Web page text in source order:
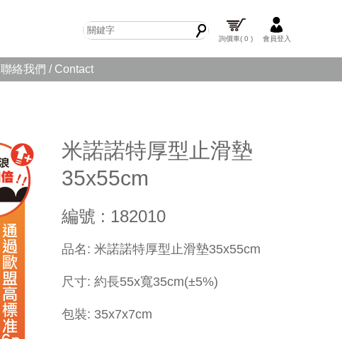
詢價車( 0 ) 會員登入
聯絡我們 / Contact
米諾諾特厚型止滑墊
35x55cm
編號 : 182010
品名: 米諾諾特厚型止滑墊35x55cm
尺寸: 約長55x寬35cm(±5%)
包裝: 35x7x7cm